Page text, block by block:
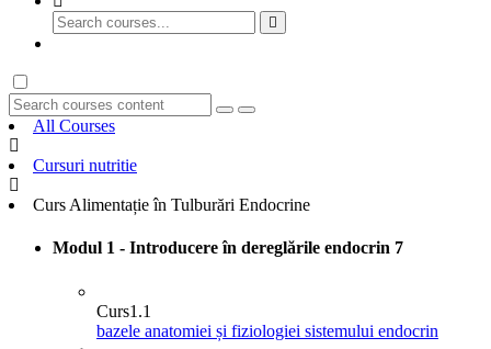
All Courses
Cursuri nutritie
Curs Alimentație în Tulburări Endocrine
Modul 1 - Introducere în dereglările endocrin 7
Curs1.1
bazele anatomiei și fiziologiei sistemului endocrin